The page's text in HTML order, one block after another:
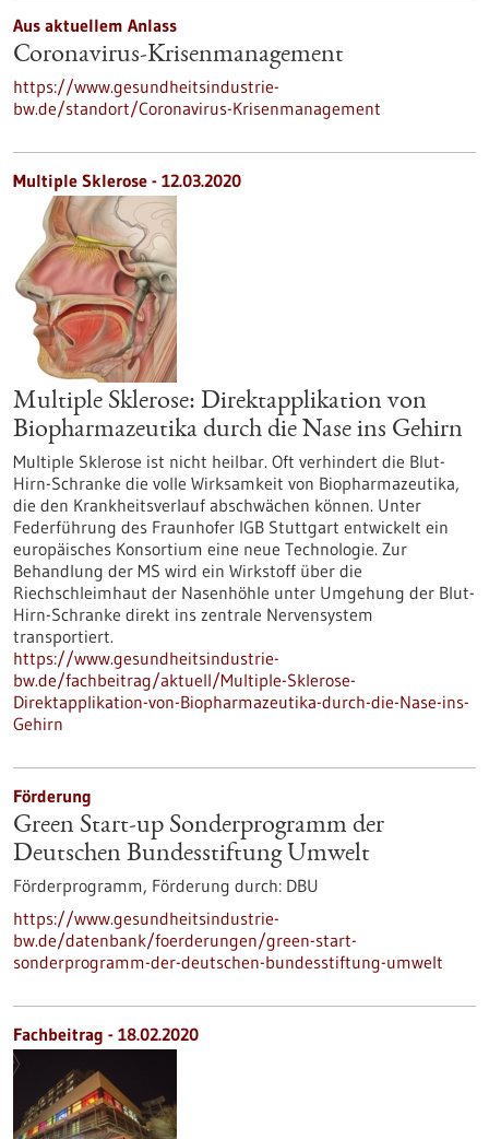
Aus aktuellem Anlass
Coronavirus-Krisenmanagement
https://www.gesundheitsindustrie-
bw.de/standort/Coronavirus-Krisenmanagement
Multiple Sklerose - 12.03.2020
Multiple Sklerose: Direktapplikation von
Biopharmazeutika durch die Nase ins Gehirn
Multiple Sklerose ist nicht heilbar. Oft verhindert die Blut-
Hirn-Schranke die volle Wirksamkeit von Biopharmazeutika,
die den Krankheitsverlauf abschwächen können. Unter
Federführung des Fraunhofer IGB Stuttgart entwickelt ein
europäisches Konsortium eine neue Technologie. Zur
Behandlung der MS wird ein Wirkstoff über die
Riechschleimhaut der Nasenhöhle unter Umgehung der Blut-
Hirn-Schranke direkt ins zentrale Nervensystem
transportiert.
https://www.gesundheitsindustrie-
bw.de/fachbeitrag/aktuell/Multiple-Sklerose-
Direktapplikation-von-Biopharmazeutika-durch-die-Nase-ins-
Gehirn
Förderung
Green Start-up Sonderprogramm der
Deutschen Bundesstiftung Umwelt
Förderprogramm, Förderung durch: DBU
https://www.gesundheitsindustrie-
bw.de/datenbank/foerderungen/green-start-
sonderprogramm-der-deutschen-bundesstiftung-umwelt
Fachbeitrag - 18.02.2020